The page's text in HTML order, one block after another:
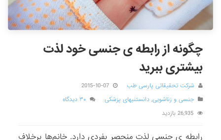
چگونه از رابطه ی جنسی خود لذت
بیشتری ببرید
شرکت تحقیقاتی پارسی طب
2015-10-07
جنسی و زناشویی,دانستنیهای پزشکی
۳۰ دیدگاه
26,935 بازدید
رابطه ی جنسی لذت منحصر بفردی دارد. خانم‌ها برخلاف